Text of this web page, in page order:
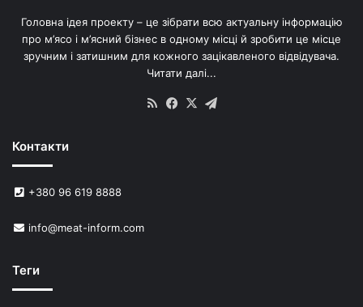
е
й
У
р
ї
Головна ідея проекту – це зібрати всю актуальну інформацію
про м’ясо і м’ясний бізнес в одному місці й зробити це місце
зручним і затишним для кожного зацікавленого відвідувача.
Читати далі...
RSS Facebook
X
Контакти
+380 96 619 8888
info@meat-inform.com
Теги